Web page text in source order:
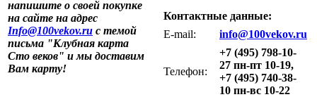
напишите о своей покупке
на сайте на адрес
Info@100vekov.ru с темой
письма "Клубная карта
Сто веков" и мы доставим
Вам карту!
Контактные данные:
E-mail:
info@100vekov.ru
Телефон:
+7 (495) 798-10-
27 пн-пт 10-19,
+7 (495) 740-38-
10 пн-вс 10-22